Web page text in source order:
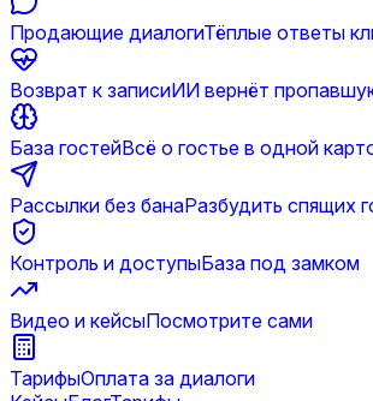
Продающие диалогиТёплые ответы
Возврат к записиИИ вернёт
База гостейВсё о гостье в одной
Рассылки без банаРазбудить спящих
Контроль и доступыБаза под замком
Видео и кейсыПосмотрите сами
ТарифыОплата за диалоги